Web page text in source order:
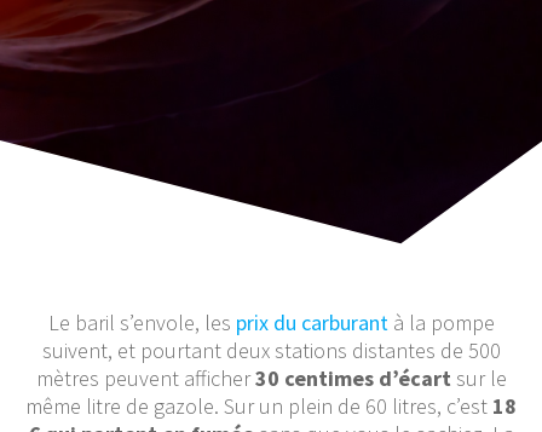
Le baril s’envole, les prix du carburantà la pompe
suivent, et pourtant deux stations distantes de 500
mètres peuvent afficher30 centimes d’écart sur le
même litre de gazole. Sur un plein de 60 litres, c’est 18